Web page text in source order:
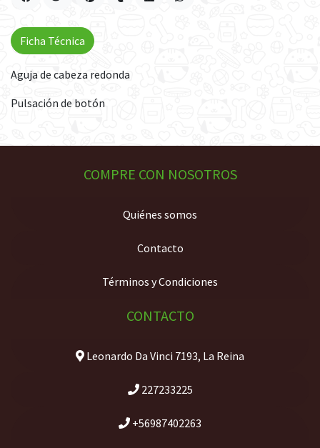
Aguja de cabeza redonda
Pulsación de botón
Ficha Técnica
COMPRE CON NOSOTROS
Quiénes somos
Contacto
Términos y Condiciones
CONTACTO
Leonardo Da Vinci 7193, La Reina
227233225
+56987402263